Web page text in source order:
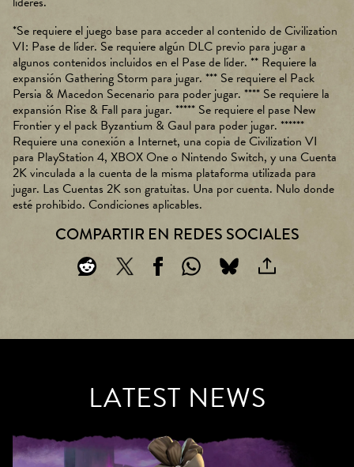
*Se requiere el juego base para acceder al contenido de Civilization
VI: Pase de líder. Se requiere algún DLC previo para jugar a
algunos contenidos incluidos en el Pase de líder. ** Requiere la
expansión Gathering Storm para jugar. *** Se requiere el Pack
Persia & Macedon Secenario para poder jugar. **** Se requiere la
expansión Rise & Fall para jugar. ***** Se requiere el pase New
Frontier y el pack Byzantium & Gaul para poder jugar. ******
Requiere una conexión a Internet, una copia de Civilization VI
para PlayStation 4, XBOX One o Nintendo Switch, y una Cuenta
2K vinculada a la cuenta de la misma plataforma utilizada para
jugar. Las Cuentas 2K son gratuitas. Una por cuenta. Nulo donde
esté prohibido. Condiciones aplicables.
COMPARTIR EN REDES SOCIALES
LATEST NEWS